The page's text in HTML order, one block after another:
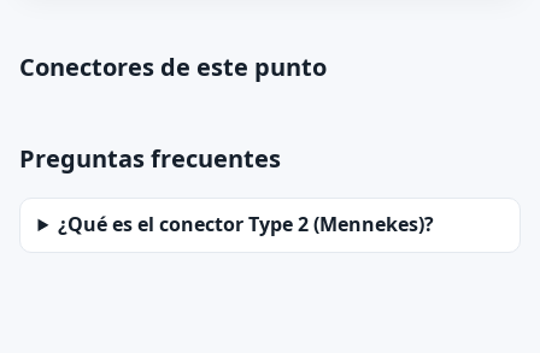
Conectores de este punto
Preguntas frecuentes
¿Qué es el conector Type 2 (Mennekes)?